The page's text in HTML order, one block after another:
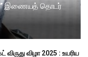
இணையத் தொடர்
விழா 2025 : உயரிய